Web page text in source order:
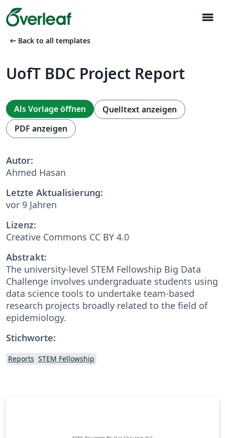
menu
arrow_left_alt Back to all templates
UofT BDC Project Report
Als Vorlage öffnen
Quelltext anzeigen
PDF anzeigen
Autor:
Ahmed Hasan
Letzte Aktualisierung:
vor 9 Jahren
Lizenz:
Creative Commons CC BY 4.0
Abstrakt:
The university-level STEM Fellowship Big Data
Challenge involves undergraduate students using
data science tools to undertake team-based
research projects broadly related to the field of
epidemiology.
Stichworte:
Reports STEM Fellowship